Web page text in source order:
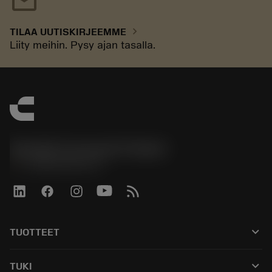
TILAA UUTISKIRJEEMME chevron_right
Liity meihin. Pysy ajan tasalla.
TUOTTEET keyboard_arrow_down
TUKI keyboard_arrow_down